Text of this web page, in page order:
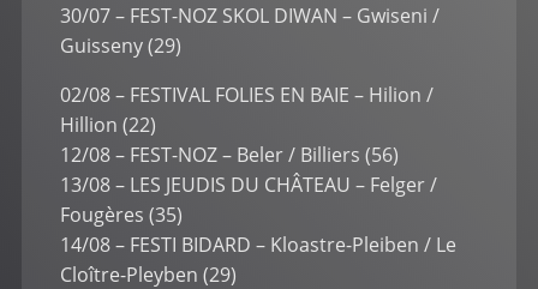
30/07 – FEST-NOZ SKOL DIWAN – Gwiseni /
Guisseny (29)
02/08 – FESTIVAL FOLIES EN BAIE – Hilion /
Hillion (22)
12/08 – FEST-NOZ – Beler / Billiers (56)
13/08 – LES JEUDIS DU CHÂTEAU – Felger /
Fougères (35)
14/08 – FESTI BIDARD – Kloastre-Pleiben / Le
Cloître-Pleyben (29)